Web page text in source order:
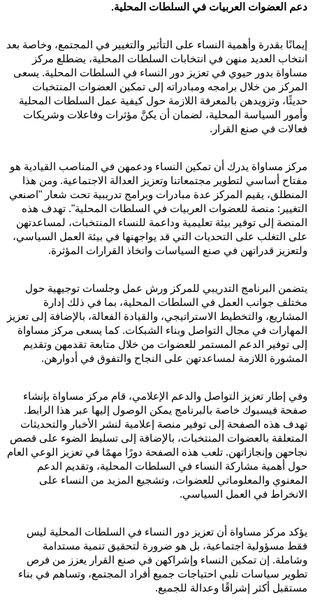
دعم العضوات العربيات في السلطات المحلية.
إيمانًا بقدرة وأهمية النساء على التأثير والتغيير في المجتمع، وخاصة بعد
انتخاب العديد منهن في انتخابات السلطات المحلية، يضطلع مركز
مساواة بدور حيوي في تعزيز دور النساء في السلطات المحلية. يسعى
المركز من خلال برامجه ومبادراته إلى تمكين العضوات المنتخبات
حديثًا، وتزويدهن بالمعرفة اللازمة حول كيفية عمل السلطات المحلية
وأمور السياسة المحلية، لضمان أن يكنَّ مؤثرات وفاعلات وشريكات
فعالات في صنع القرار.
مركز مساواة يدرك أن تمكين النساء ودعمهن في المناصب القيادية هو
مفتاح أساسي لتطوير مجتمعاتنا وتعزيز العدالة الاجتماعية. ومن هذا
المنطلق، يقيم المركز عدة مبادرات وبرامج تدريبية تحت شعار "اصنعي
التغيير: منصة للعضوات العربيات في السلطات المحلية". تهدف هذه
المنصة إلى توفير بيئة تعليمية وداعمة للنساء المنتخبات، لمساعدتهن
على التغلب على التحديات التي قد يواجهنها في بيئة العمل السياسي،
ولتعزيز قدراتهن في صنع السياسات واتخاذ القرارات المؤثرة.
يتضمن البرنامج التدريبي للمركز ورش عمل وجلسات توجيهية حول
مختلف جوانب العمل في السلطات المحلية، بما في ذلك إدارة
المشاريع، والتخطيط الاستراتيجي، والقيادة الفعالة، بالإضافة إلى تعزيز
المهارات في مجال التواصل وبناء الشبكات. كما يسعى مركز مساواة
إلى توفير الدعم المستمر للعضوات من خلال متابعة تقدمهن وتقديم
المشورة اللازمة لمساعدتهن على النجاح والتفوق في أدوارهن.
وفي إطار تعزيز التواصل والدعم الإعلامي، قام مركز مساواة بإنشاء
صفحة فيسبوك خاصة بالبرنامج يمكن الوصول إليها عبر هذا الرابط.
تهدف هذه الصفحة إلى توفير منصة إعلامية لنشر الأخبار والتحديثات
المتعلقة بالعضوات المنتخبات، بالإضافة إلى تسليط الضوء على قصص
نجاحهن وإنجازاتهن. تلعب هذه الصفحة دورًا مهمًا في تعزيز الوعي العام
حول أهمية مشاركة النساء في السلطات المحلية، وتقديم الدعم
المعنوي والمعلوماتي للعضوات، وتشجيع المزيد من النساء على
الانخراط في العمل السياسي.
يؤكد مركز مساواة أن تعزيز دور النساء في السلطات المحلية ليس
فقط مسؤولية اجتماعية، بل هو ضرورة لتحقيق تنمية مستدامة
وشاملة. إن تمكين النساء وإشراكهن في صنع القرار يعزز من فرص
تطوير سياسات تلبي احتياجات جميع أفراد المجتمع، وتساهم في بناء
مستقبل أكثر إشراقًا وعدالة للجميع.